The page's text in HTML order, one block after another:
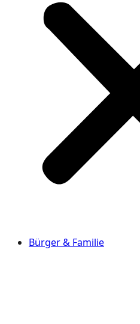
Bürger & Familie